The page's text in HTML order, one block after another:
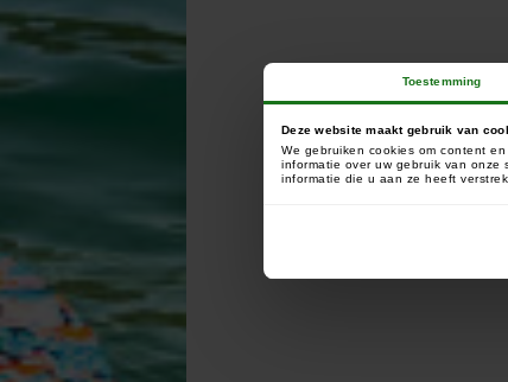
Toestemming
Deze website maakt gebruik van
We gebruiken cookies om content
informatie over uw gebruik van onze
informatie die u aan ze heeft